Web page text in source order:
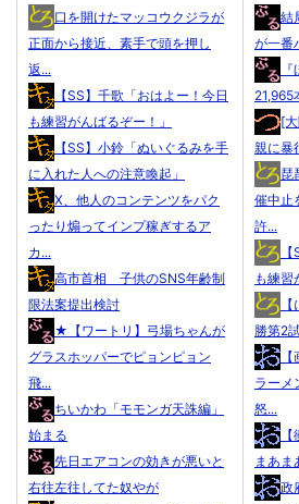
口を開けたマッコウクジラが
正面から接近、素手で頭を押し
返...
【SS】千歌「おはよー！今日
も練習がんばるぞー！」
【SS】小鈴「ぬいぐるみを手
に入れた人への注意喚起」
X、他人のコンテンツをパク
ったり煽ってインプ稼ぎするア
カ...
高市首相 子供のSNS年齢制
限法案提出検討
★【ワートリ】弓場ちゃんが
グラスホッパーでピョンピョン
飛...
ちいかわ「モモンガ天誅編」
始まる
先日エアコンの効きが悪いと
右往左往してた奴やが
結
が一番
21,965
[
親に暴
琵
催中止
許...
も練習
勝第2
ラーメ
怒...
まあ
政